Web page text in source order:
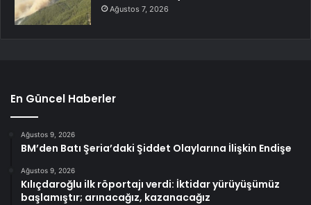
Ağustos 7, 2026
En Güncel Haberler
Ağustos 9, 2026
BM’den Batı Şeria’daki Şiddet Olaylarına İlişkin Endişe
Ağustos 9, 2026
Kılıçdaroğlu ilk röportajı verdi: İktidar yürüyüşümüz
başlamıştır; arınacağız, kazanacağız